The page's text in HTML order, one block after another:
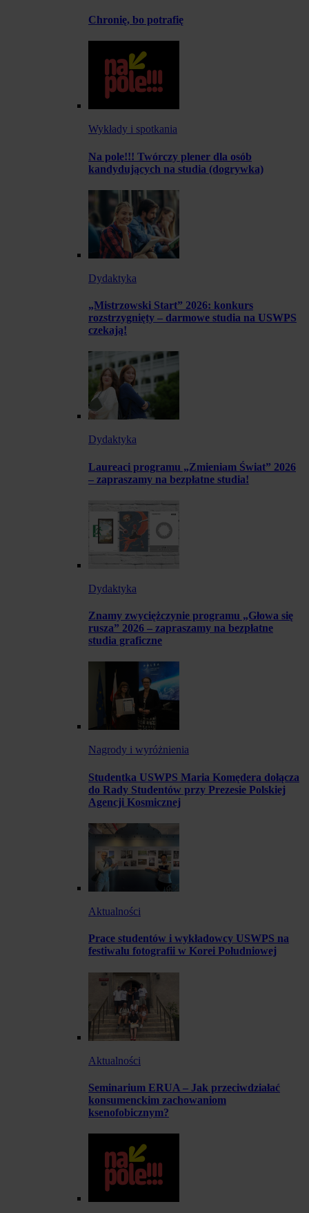
Chronię, bo potrafię
Wykłady i spotkania
Na pole!!! Twórczy plener dla osób
kandydujących na studia (dogrywka)
Dydaktyka
„Mistrzowski Start” 2026: konkurs
rozstrzygnięty – darmowe studia na USWPS
czekają!
Dydaktyka
Laureaci programu „Zmieniam Świat” 2026
– zapraszamy na bezpłatne studia!
Dydaktyka
Znamy zwyciężczynie programu „Głowa się
rusza” 2026 – zapraszamy na bezpłatne
studia graficzne
Nagrody i wyróżnienia
Studentka USWPS Maria Komędera dołącza
do Rady Studentów przy Prezesie Polskiej
Agencji Kosmicznej
Aktualności
Prace studentów i wykładowcy USWPS na
festiwalu fotografii w Korei Południowej
Aktualności
Seminarium ERUA – Jak przeciwdziałać
konsumenckim zachowaniom
ksenofobicznym?